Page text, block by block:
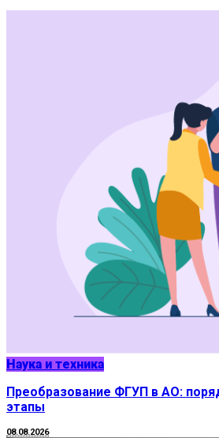
Наука и техника
Преобразование ФГУП в АО:
этапы
08.08.2026